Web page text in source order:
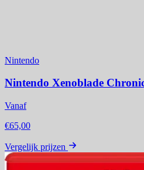
Nintendo
Nintendo Xenoblade
Vanaf
€65,00
Vergelijk prijzen